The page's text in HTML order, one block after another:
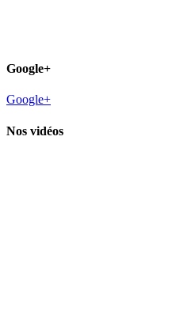
Google+
Google+
Nos vidéos